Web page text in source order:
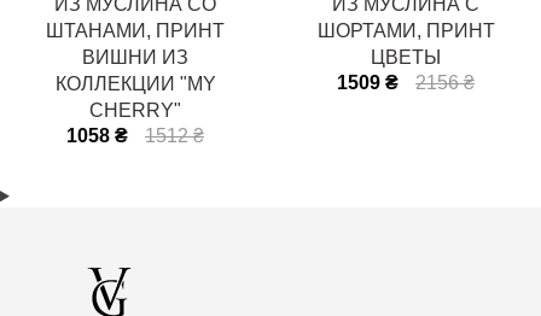
ИЗ МУСЛИНА СО
ШТАНАМИ, ПРИНТ
ВИШНИ ИЗ
КОЛЛЕКЦИИ "MY
CHERRY"
1058 ₴
1512 ₴
ИЗ МУСЛИНА С
ШОРТАМИ, ПРИНТ
ЦВЕТЫ
1509 ₴
2156 ₴